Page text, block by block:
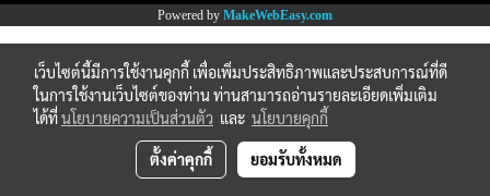
Powered by MakeWebEasy.com
เว็บไซต์นี้มีการใช้งานคุกกี้ เพื่อเพิ่มประสิทธิภาพและประสบการณ์ที่ดี
ในการใช้งานเว็บไซต์ของท่าน ท่านสามารถอ่านรายละเอียดเพิ่มเติม
ได้ที่นโยบายความเป็นส่วนตัว และ นโยบายคุกกี้
ตั้งค่าคุกกี้ ยอมรับทั้งหมด